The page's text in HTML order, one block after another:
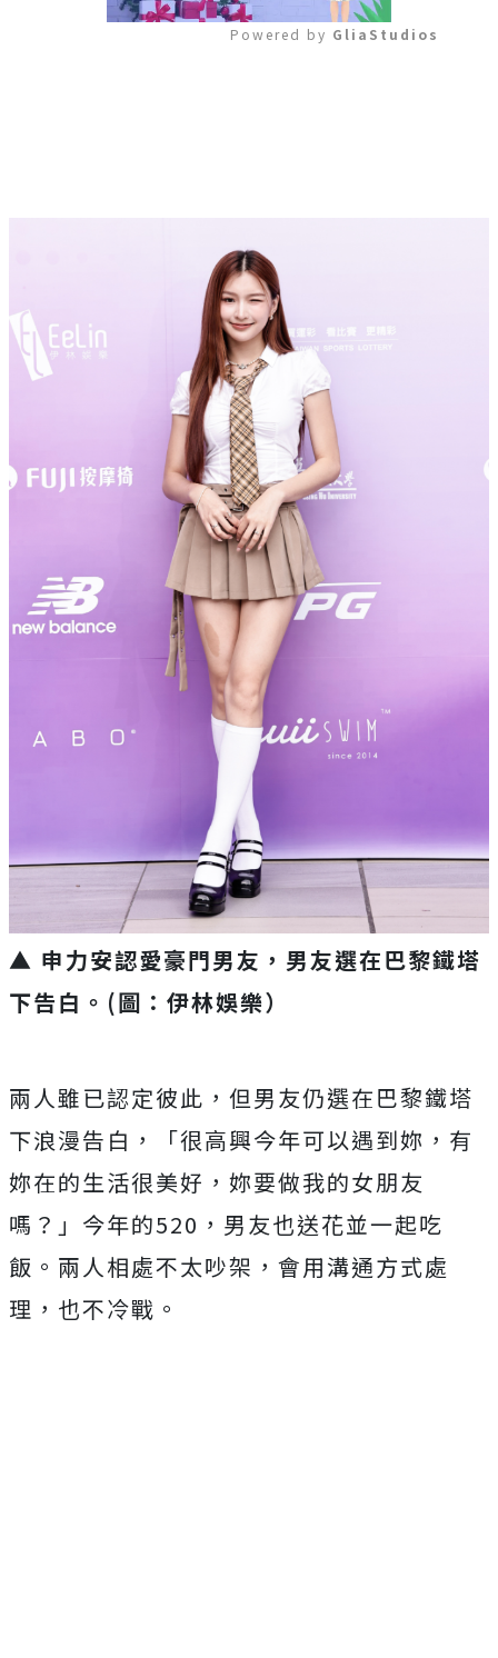
Powered by GliaStudios
▲ 申力安認愛豪門男友，男友選在巴黎鐵塔
下告白。(圖：伊林娛樂）
兩人雖已認定彼此，但男友仍選在巴黎鐵塔
下浪漫告白，「很高興今年可以遇到妳，有
妳在的生活很美好，妳要做我的女朋友
嗎？」今年的520，男友也送花並一起吃
飯。兩人相處不太吵架，會用溝通方式處
理，也不冷戰。